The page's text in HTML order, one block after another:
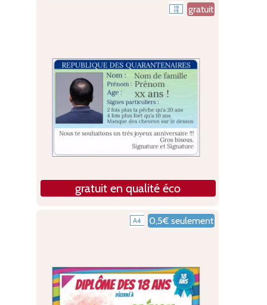
gratuit
gratuit en qualité éco
0,5€ seulement